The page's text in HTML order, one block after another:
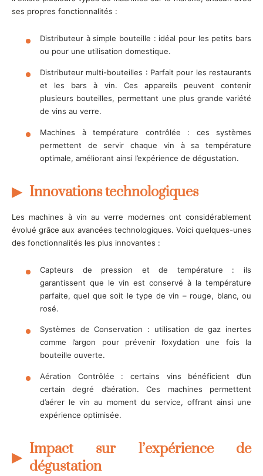
ses propres fonctionnalités :
Distributeur à simple bouteille : idéal pour les petits bars
ou pour une utilisation domestique.
Distributeur multi-bouteilles : Parfait pour les restaurants
et les bars à vin. Ces appareils peuvent contenir
plusieurs bouteilles, permettant une plus grande variété
de vins au verre.
Machines à température contrôlée : ces systèmes
permettent de servir chaque vin à sa température
optimale, améliorant ainsi l’expérience de dégustation.
Innovations technologiques
Les machines à vin au verre modernes ont considérablement
évolué grâce aux avancées technologiques. Voici quelques-unes
des fonctionnalités les plus innovantes :
Capteurs de pression et de température : ils
garantissent que le vin est conservé à la température
parfaite, quel que soit le type de vin – rouge, blanc, ou
rosé.
Systèmes de Conservation : utilisation de gaz inertes
comme l’argon pour prévenir l’oxydation une fois la
bouteille ouverte.
Aération Contrôlée : certains vins bénéficient d’un
certain degré d’aération. Ces machines permettent
d’aérer le vin au moment du service, offrant ainsi une
expérience optimisée.
Impact sur l’expérience de
dégustation